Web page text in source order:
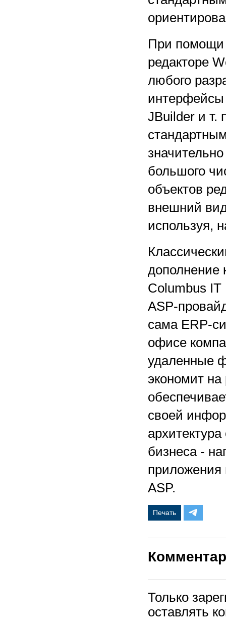
При помощи
редакторе
любого
интерфейсы
JBuilder и т.
большого
объектов
внешний
используя,
дополнение
Columbus IT
ASP-
сама ERP-
офисе
удаленные
экономит
своей
бизнеса -
приложения
ASP.
Печать
Только
оставлять